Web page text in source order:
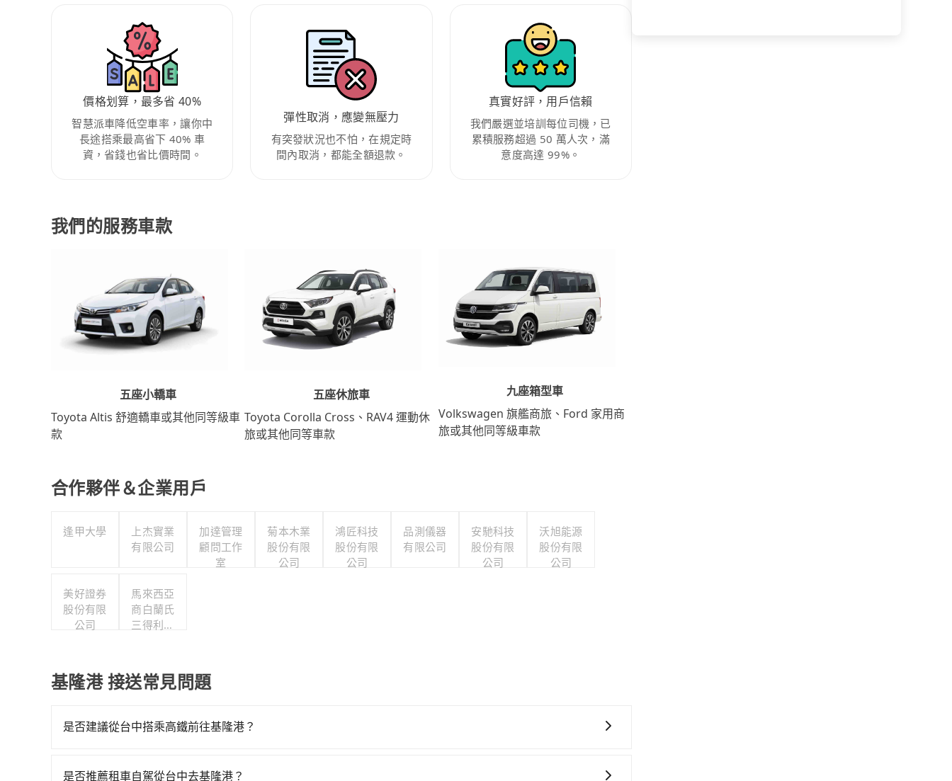
價格划算，最多省 40%
智慧派車降低空車率，讓你中
長途搭乘最高省下 40% 車
資，省錢也省比價時間。
彈性取消，應變無壓力
有突發狀況也不怕，在規定時
間內取消，都能全額退款。
真實好評，用戶信賴
我們嚴選並培訓每位司機，已
累積服務超過 50 萬人次，滿
意度高達 99%。
我們的服務車款
五座小轎車
Toyota Altis 舒適轎車或其他同等級車
款
五座休旅車
Toyota Corolla Cross、RAV4 運動休
旅或其他同等車款
九座箱型車
Volkswagen 旗艦商旅、Ford 家用商
旅或其他同等級車款
合作夥伴＆企業用戶
逢甲大學
上杰實業
有限公司
加達管理
顧問工作
室
菊本木業
股份有限
公司
鴻匠科技
股份有限
公司
品測儀器
有限公司
安馳科技
股份有限
公司
沃旭能源
股份有限
公司
美好證券
股份有限
公司
馬來西亞
商白蘭氏
三得利股
公司
基隆港 接送常見問題
是否建議從台中搭乘高鐵前往基隆港？
103班次高鐵可搭乘。假設從台中 (台中市西屯區) 前往最靠近的台中高鐵站，叫一輛計程車花費約300元、車程
是否推薦租車自駕從台中去基隆港？